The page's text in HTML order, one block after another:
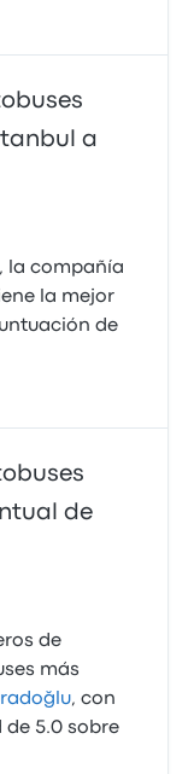
a
la compañía
la mejor
de
de
de
más
, con
5.0 sobre